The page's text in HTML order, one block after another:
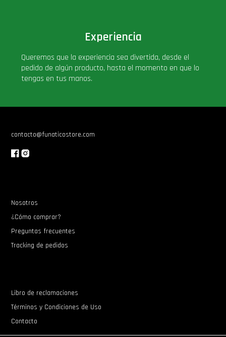
Experiencia
Queremos que la experiencia sea divertida, desde el
pedido de algún producto, hasta el momento en que lo
tengas en tus manos.
contacto@funaticostore.com
Nosotros
¿Cómo comprar?
Preguntas frecuentes
Tracking de pedidos
Libro de reclamaciones
Términos y Condiciones de Uso
Contacto